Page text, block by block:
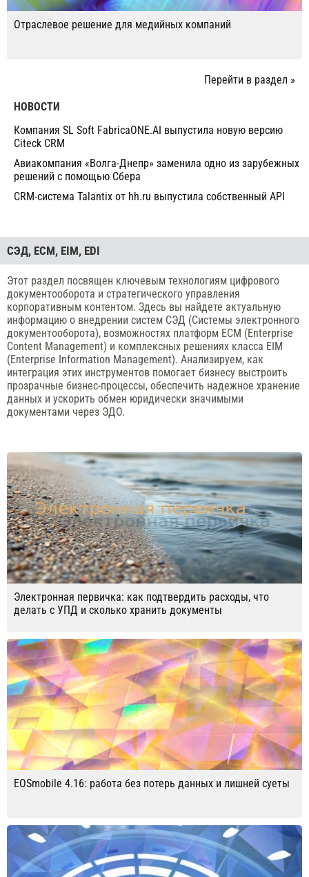
Отраслевое решение для медийных компаний
Перейти в раздел »
НОВОСТИ
Компания SL Soft FabricaONE.AI выпустила новую версию
Citeck CRM
Авиакомпания «Волга-Днепр» заменила одно из зарубежных
решений с помощью Сбера
CRM-система Talantix от hh.ru выпустила собственный API
СЭД, ECM, EIM, EDI
Этот раздел посвящен ключевым технологиям цифрового
документооборота и стратегического управления
корпоративным контентом. Здесь вы найдете актуальную
информацию о внедрении систем СЭД (Системы электронного
документооборота), возможностях платформ ECM (Enterprise
Content Management) и комплексных решениях класса EIM
(Enterprise Information Management). Анализируем, как
интеграция этих инструментов помогает бизнесу выстроить
прозрачные бизнес-процессы, обеспечить надежное хранение
данных и ускорить обмен юридически значимыми
документами через ЭДО.
Электронная первичка: как подтвердить расходы, что
делать с УПД и сколько хранить документы
EOSmobile 4.16: работа без потерь данных и лишней суеты